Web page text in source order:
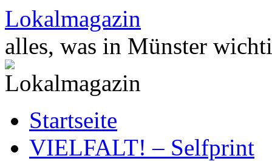
Zum
Inhalt
springen
Lokalmagazin
alles, was in Münster
Startseite
VIELFALT! – Selfprint